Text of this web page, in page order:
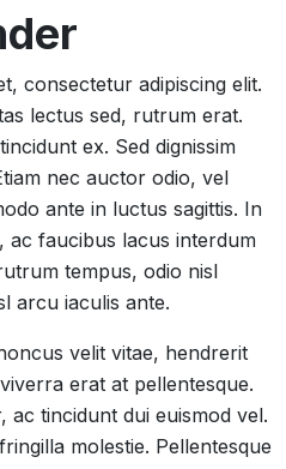
consectetur adipiscing elit.
lectus sed, rutrum erat.
ex. Sed dignissim
nec auctor odio, vel
ante in luctus sagittis. In
ac faucibus lacus interdum
tempus, odio nisl
arcu iaculis ante.
velit vitae, hendrerit
erat at pellentesque.
ac tincidunt dui euismod vel.
molestie. Pellentesque